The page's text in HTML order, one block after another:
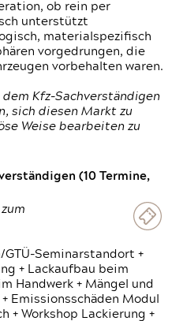
ob rein per
unterstützt
materialspezifisch
vorgedrungen, die
vorbehalten waren.
Kfz-Sachverständigen
sich diesen Markt zu
Weise bearbeiten zu
(10 Termine,
GTÜ-Seminarstandort +
+ Lackaufbau beim
Handwerk + Mängel und
Emissionsschäden Modul
+ Workshop Lackierung +